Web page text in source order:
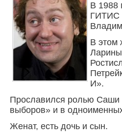
В 1988
ГИТИС
В этом
И».
Прославился ролью Саши
выборов» и в
Женат, есть дочь и сын.